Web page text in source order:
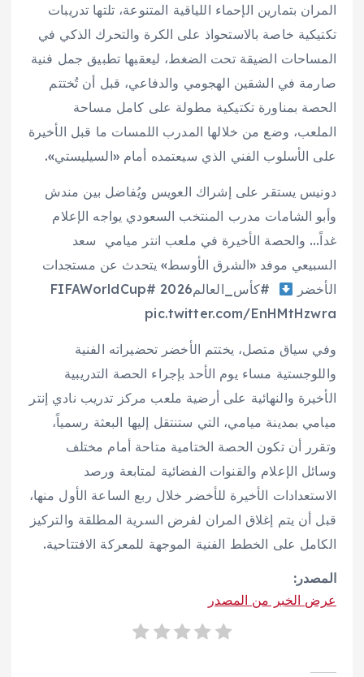
المران بتمارين الإحماء اللياقية المتنوعة، تلتها تدريبات
تكتيكية خاصة بالاستحواذ على الكرة والتحرك الذكي في
المساحات الضيقة تحت الضغط، ليعقبها تطبيق جمل فنية
صارمة في الشقين الهجومي والدفاعي، قبل أن تُختتم
الحصة بمناورة تكتيكية مطولة على كامل مساحة
الملعب، وضع من خلالها المدرب اللمسات ما قبل الأخيرة
على الأسلوب الفني الذي سيعتمده أمام «السيليستي».
دونيس يستقر على إشراك العويس ويُفاضل بين مندش
وأبو الشامات مدرب المنتخب السعودي يواجه الإعلام
غداً… والحصة الأخيرة في ملعب انتر ميامي
سعد
السبيعي موفد «الشرق الأوسط» يتحدث عن مستجدات
الأخضر
#كأس_العالم2026 #FIFAWorldCup
pic.twitter.com/EnHMtHzwra
وفي سياق متصل، يختتم الأخضر تحضيراته الفنية
واللوجستية مساء يوم الأحد بإجراء الحصة التدريبية
الأخيرة والنهائية على أرضية ملعب مركز تدريب نادي إنتر
ميامي بمدينة ميامي، التي ستنتقل إليها البعثة رسمياً،
وتقرر أن تكون الحصة الختامية متاحة أمام مختلف
وسائل الإعلام والقنوات الفضائية لمتابعة ورصد
الاستعدادات الأخيرة للأخضر خلال ربع الساعة الأول منها،
قبل أن يتم إغلاق المران لفرض السرية المطلقة والتركيز
الكامل على الخطط الفنية الموجهة للمعركة الافتتاحية.
المصدر:
عرض الخبر من المصدر